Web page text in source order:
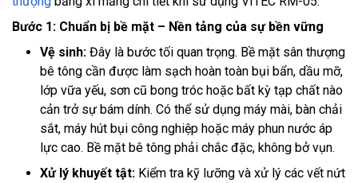
Bước 1: Chuẩn bị bề mặt – Nền tảng của sự bền vững
Vệ sinh: Đây là bước tối quan trọng. Bề mặt sân thượng
bê tông cần được làm sạch hoàn toàn bụi bẩn, dầu mỡ,
lớp vữa yếu, sơn cũ bong tróc hoặc bất kỳ tạp chất nào
cản trở sự bám dính. Có thể sử dụng máy mài, bàn chải
sắt, máy hút bụi công nghiệp hoặc máy phun nước áp
lực cao. Bề mặt bê tông phải chắc đặc, không bở vụn.
Xử lý khuyết tật: Kiểm tra kỹ lưỡng và xử lý các vết nứt